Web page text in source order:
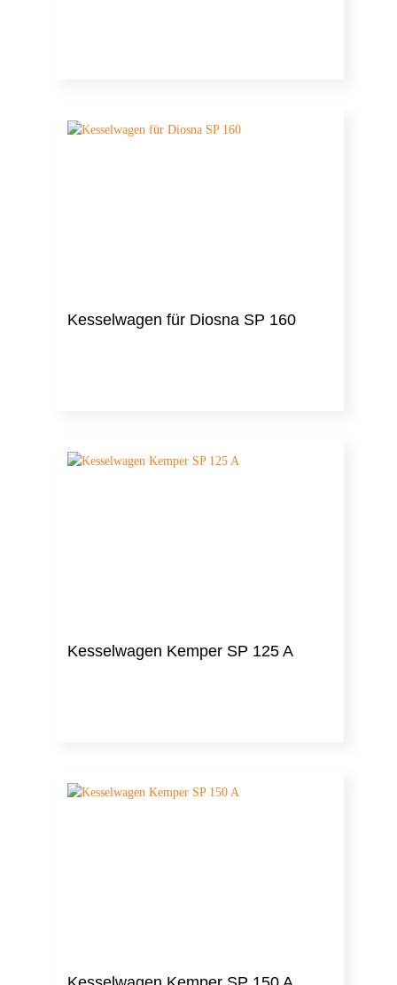
Kesselwagen für Diosna SP 160
Kesselwagen Kemper SP 125 A